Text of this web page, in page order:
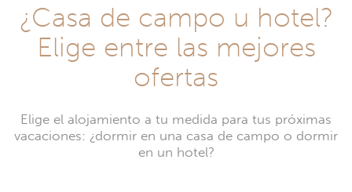
¿Casa de campo u hotel?
Elige entre las mejores
ofertas
Elige el alojamiento a tu medida para tus próximas
vacaciones: ¿dormir en una casa de campo o dormir
en un hotel?